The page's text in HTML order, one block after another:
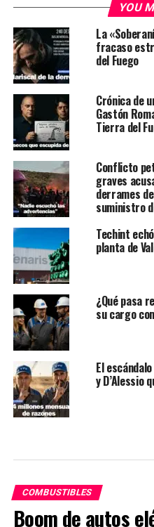
YOU
La
fracaso
del Fuego
Crónica de
Gastón
Tierra del
Conflicto
graves
derrames
suministro
Techint
planta de
¿Qué pasa
su cargo
El
y D’Alessio
COMBUSTIBLES
Boom de autos